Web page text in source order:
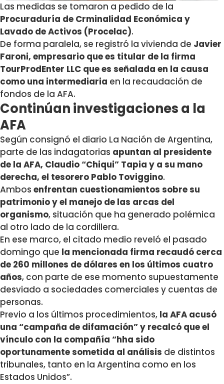
Las medidas se tomaron a pedido de la
Procuraduría de Crminalidad Económica y
Lavado de Activos (Procelac).
De forma paralela, se registró la vivienda de Javier
Faroni, empresario que es titular de la firma
TourProdEnter LLC que es señalada en la causa
como una intermediaria en la recaudación de
fondos de la AFA.
Continúan investigaciones a la
AFA
Según consignó el diario La Nación de Argentina,
parte de las indagatorias apuntan al presidente
de la AFA, Claudio “Chiqui” Tapia y a su mano
derecha, el tesorero Pablo Toviggino.
Ambos enfrentan cuestionamientos sobre su
patrimonio y el manejo de las arcas del
organismo, situación que ha generado polémica
al otro lado de la cordillera.
En ese marco, el citado medio reveló el pasado
domingo que la mencionada firma recaudó cerca
de 260 millones de dólares en los últimos cuatro
años, con parte de ese momento supuestamente
desviado a sociedades comerciales y cuentas de
personas.
Previo a los últimos procedimientos, la AFA acusó
una “campaña de difamación” y recalcó que el
vínculo con la compañía “hha sido
oportunamente sometida al análisis de distintos
tribunales, tanto en la Argentina como en los
Estados Unidos”.